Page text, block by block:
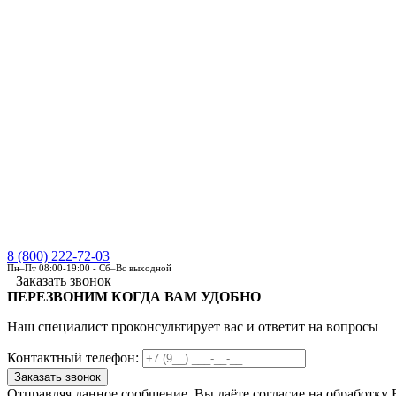
8 (800) 222-72-03
Пн–Пт 08:00-19:00 - Сб–Вс выходной
Заказать звонок
ПЕРЕЗВОНИМ КОГДА ВАМ УДОБНО
Наш специалист проконсультирует вас и ответит на вопросы
Контактный телефон: